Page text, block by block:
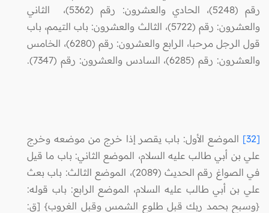
رقم (5248)، الحادي والعشرون: رقم (5362)، الثاني
والعشرون: رقم (5722)، الثالث والعشرون: باب التيمم، باب
قول الرجل مرحبا، الرابع والعشرون: رقم (6280)، الخامس
والعشرون: رقم (6285)، السادس والعشرون: رقم (7347).
[32]
الموضع الأول: باب يقصر إذا خرج من موضعه وخرج
علي بن أبي طالب عليه السلام، الموضع الثاني: باب ما قيل
في الصواغ رقم الحديث (2089)، الموضع الثالث: باب بعث
علي بن أبي طالب عليه السلام، الموضع الرابع: باب قوله:
{وسبح بحمد ربك قبل طلوع الشمس وقبل الغروب} [ق: